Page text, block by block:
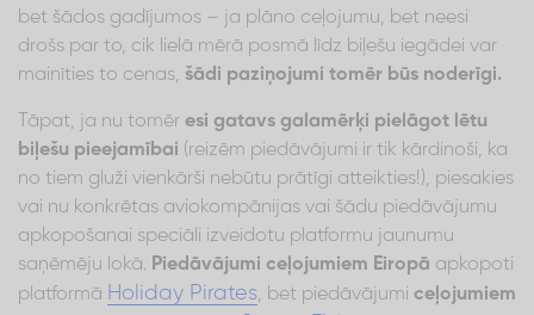
bet šādos gadījumos – ja plāno ceļojumu, bet neesi
drošs par to, cik lielā mērā posmā līdz biļešu iegādei var
mainīties to cenas, šādi paziņojumi tomēr būs noderīgi.
Tāpat, ja nu tomēr esi gatavs galamērķi pielāgot lētu
biļešu pieejamībai (reizēm piedāvājumi ir tik kārdinoši, ka
no tiem gluži vienkārši nebūtu prātīgi atteikties!), piesakies
vai nu konkrētas aviokompānijas vai šādu piedāvājumu
apkopošanai speciāli izveidotu platformu jaunumu
saņēmēju lokā. Piedāvājumi ceļojumiem Eiropā apkopoti
platformā Holiday Pirates, bet piedāvājumi ceļojumiem